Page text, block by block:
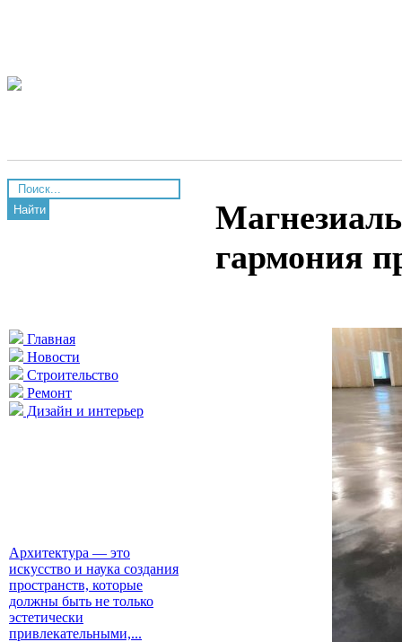
Найти
Главная
Новости
Строительство
Ремонт
Дизайн и интерьер
Архитектура — это
искусство и наука создания
пространств, которые
должны быть не только
эстетически
привлекательными,...
гармония